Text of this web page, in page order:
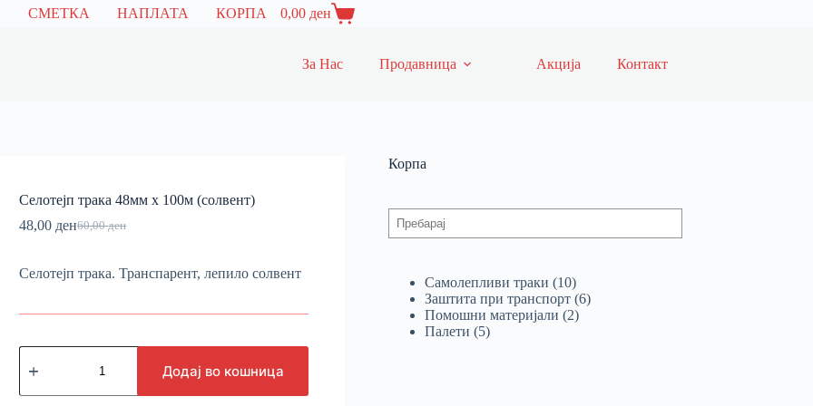
СМЕТКА НАПЛАТА КОРПА 0,00 ден
За Нас Продавница Акција Контакт
Селотејп трака 48мм х 100м (солвент)
60,00ден
48,00 ден
Селотејп трака. Транспарент, лепило солвент
Додај во кошница
Корпа
Самолепливи траки
10
Заштита при транспорт 6
Помошни материјали
2
Палети
5